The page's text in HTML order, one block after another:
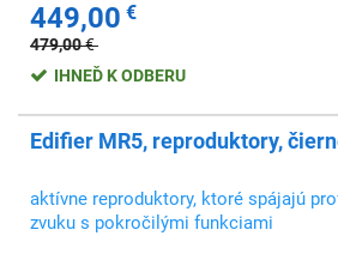
449,00 €
479,00€
IHNEĎ K ODBERU
Edifier MR5, reproduktory,
aktívne reproduktory, ktoré spájajú
zvuku s pokročilými funkciami